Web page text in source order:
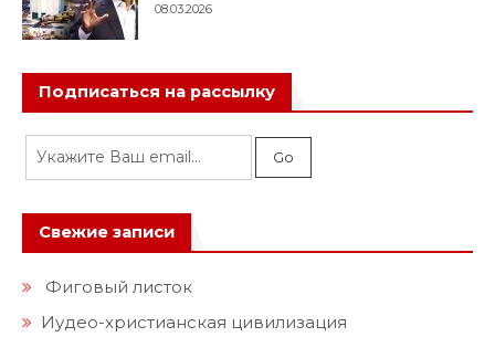
08.03.2026
Подписаться на рассылку
Свежие записи
Фиговый листок
Иудео-христианская цивилизация